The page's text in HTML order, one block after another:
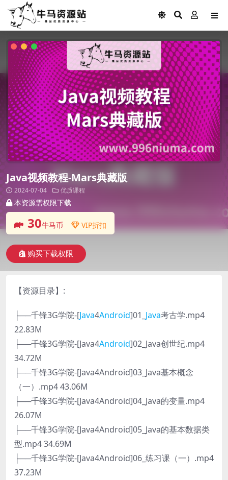
Java视频教程-Mars典藏版
2024-07-04 优质课程
本资源需权限下载
30牛马币 VIP折扣
购买下载权限
【资源目录】:
├──千锋3G学院-[Java4Android]01_ Java考古学.mp4
22.83M
├──千锋3G学院-[Java4Android]02_Java创世纪.mp4
34.72M
├──千锋3G学院-[Java4Android]03_Java基本概念
（一）.mp4 43.06M
├──千锋3G学院-[Java4Android]04_Java的变量.mp4
26.07M
├──千锋3G学院-[Java4Android]05_Java的基本数据类
型.mp4 34.69M
├──千锋3G学院-[Java4Android]06_练习课（一）.mp4
37.23M